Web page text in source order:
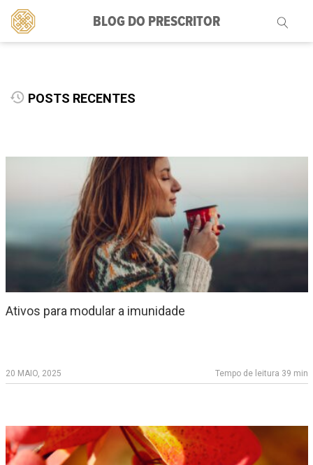
BLOG DO PRESCRITOR
Pesquisar
por:
POSTS RECENTES
Ativos para modular a imunidade
20 MAIO, 2025 Tempo de leitura 39 min